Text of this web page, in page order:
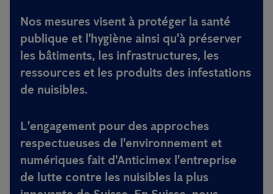
Nos mesures visent à protéger la santé
publique et l'hygiène ainsi qu'à préserver
les bâtiments, les infrastructures, les
ressources et les produits des infestations
de nuisibles.
L'engagement pour des approches
respectueuses de l'environnement et
numériques fait d'Anticimex l'entreprise
de lutte contre les nuisibles la plus